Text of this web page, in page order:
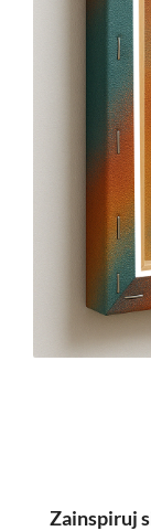
Zainspiruj